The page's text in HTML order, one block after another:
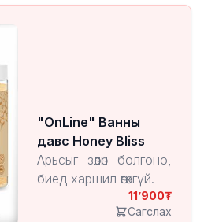
"OnLine" Ванны
давс Honey Bliss
Арьсыг зөөлөн болгоно,
биед харшил өгөхгүй.
11’900
Сагслах